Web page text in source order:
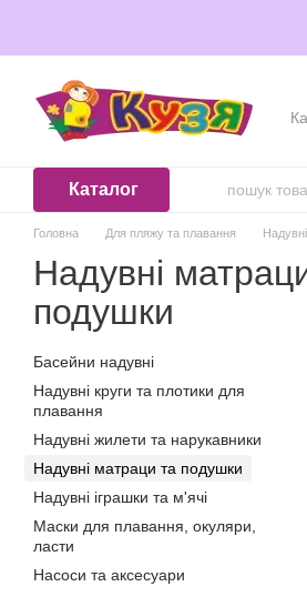
Каталог
Головна Для пляжу та плавання
Надувні
подушки
Басейни надувні
Надувні круги та плотики для
плавання
Надувні жилети та нарукавники
Надувні матраци та подушки
Надувні іграшки та м'ячі
Маски для плавання, окуляри,
ласти
Насоси та аксесуари